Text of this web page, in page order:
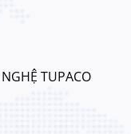
TUPACO